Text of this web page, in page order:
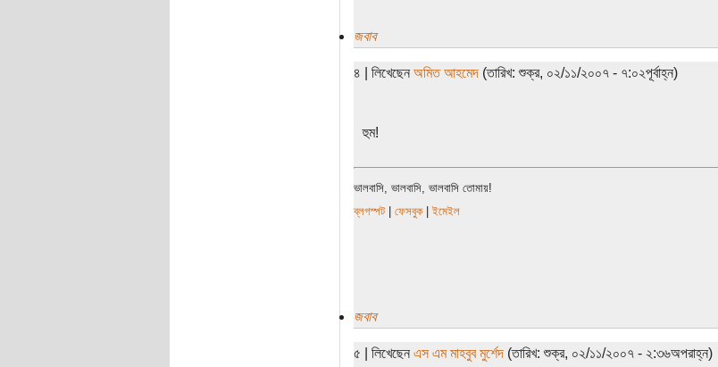
জবাব
৪ | লিখেছেন অমিত আহমেদ(তারিখ: শুক্র, ০২/১১/২০০৭ - ৭:০২পূর্বাহ্ন)
হুম!
ভালবাসি, ভালবাসি, ভালবাসি তোমায়!
ব্লগস্পট| ফেসবুক|ইমেইল
জবাব
৫ | লিখেছেন এস এম মাহবুব মুর্শেদ(তারিখ: শুক্র, ০২/১১/২০০৭ - ২:৩৬অপরাহ্ন)